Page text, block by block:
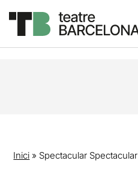
Inici » Spectacular Spectacular